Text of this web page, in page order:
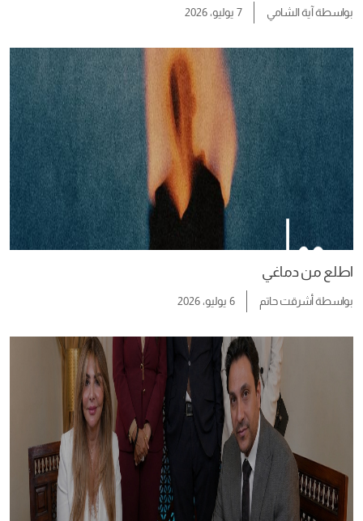
بواسطةآية الشامي 7 يوليو، 2026
اطلع من دماغي
بواسطةأشرقت حاتم 6 يوليو، 2026